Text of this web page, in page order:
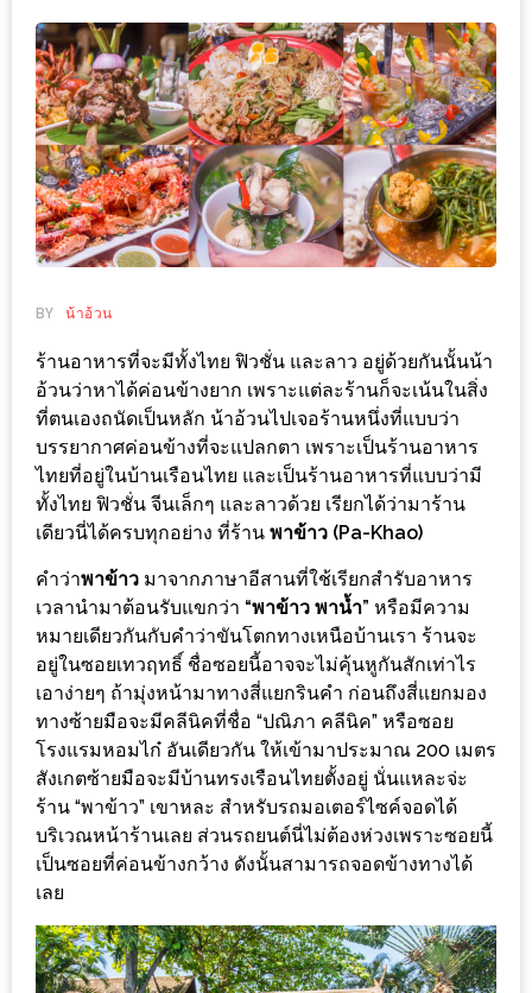
ช้อป
ชิ
ลล์
ชิม
ที่
HIMMA
MARKET
FESTIVAL
ร้าน
พ่อ
ค้า
แซ่บ
แม่ค้า
สวย
รวย
เสน่ห์
ของ
เชียงใหม่
ที่
ต้อง
ไป
ลอง
16
อร่อย
ที่
BY น้าอ้วน
ร้านอาหารที่จะมีทั้งไทย ฟิวชั่น และลาว อยู่ด้วยกันนั้นน้า
อ้วนว่าหาได้ค่อนข้างยาก เพราะแต่ละร้านก็จะเน้นในสิ่ง
ที่ตนเองถนัดเป็นหลัก น้าอ้วนไปเจอร้านหนึ่งที่แบบว่า
บรรยากาศค่อนข้างที่จะแปลกตา เพราะเป็นร้านอาหาร
ไทยที่อยู่ในบ้านเรือนไทย และเป็นร้านอาหารที่แบบว่ามี
ทั้งไทย ฟิวชั่น จีนเล็กๆ และลาวด้วย เรียกได้ว่ามาร้าน
เดียวนี่ได้ครบทุกอย่าง ที่ร้าน พาข้าว (Pa-Khao)
คำว่าพาข้าว มาจากภาษาอีสานที่ใช้เรียกสำรับอาหาร
เวลานำมาต้อนรับแขกว่า “พาข้าว พาน้ำ” หรือมีความ
หมายเดียวกันกับคำว่าขันโตกทางเหนือบ้านเรา ร้านจะ
อยู่ในซอยเทวฤทธิ์ ชื่อซอยนี้อาจจะไม่คุ้นหูกันสักเท่าไร
เอาง่ายๆ ถ้ามุ่งหน้ามาทางสี่แยกรินคำ ก่อนถึงสี่แยกมอง
ทางซ้ายมือจะมีคลีนิคที่ชื่อ “ปณิภา คลีนิค” หรือซอย
โรงแรมหอมไก๋ อันเดียวกัน ให้เข้ามาประมาณ 200 เมตร
สังเกตซ้ายมือจะมีบ้านทรงเรือนไทยตั้งอยู่ นั่นแหละจ่ะ
ร้าน “พาข้าว” เขาหละ สำหรับรถมอเตอร์ไซค์จอดได้
บริเวณหน้าร้านเลย ส่วนรถยนต์นี่ไม่ต้องห่วงเพราะซอยนี้
เป็นซอยที่ค่อนข้างกว้าง ดังนั้นสามารถจอดข้างทางได้
เลย